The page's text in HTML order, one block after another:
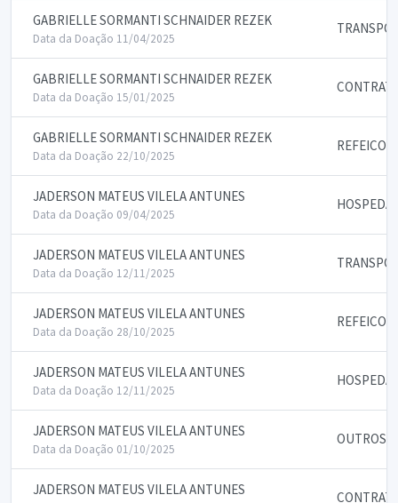
GABRIELLE SORMANTI SCHNAIDER REZEK
Data da Doação 11/04/2025
GABRIELLE SORMANTI SCHNAIDER REZEK
Data da Doação 15/01/2025
GABRIELLE SORMANTI SCHNAIDER REZEK
Data da Doação 22/10/2025
JADERSON MATEUS VILELA ANTUNES
Data da Doação 09/04/2025
JADERSON MATEUS VILELA ANTUNES
Data da Doação 12/11/2025
JADERSON MATEUS VILELA ANTUNES
Data da Doação 28/10/2025
JADERSON MATEUS VILELA ANTUNES
Data da Doação 12/11/2025
JADERSON MATEUS VILELA ANTUNES
Data da Doação 01/10/2025
OUTROS
JADERSON MATEUS VILELA ANTUNES